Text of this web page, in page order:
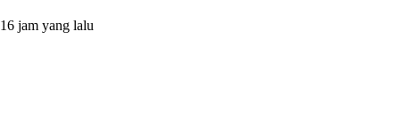
16 jam yang lalu